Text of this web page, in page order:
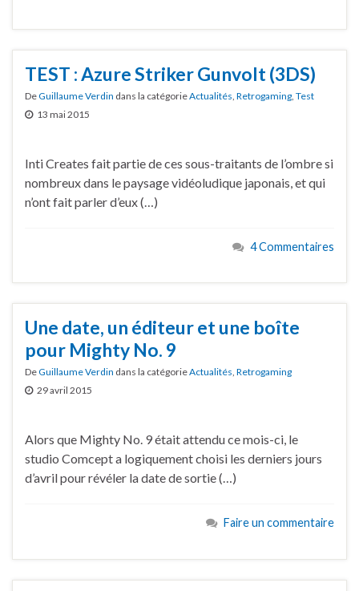
TEST : Azure Striker Gunvolt (3DS)
DeGuillaume Verdin dans la catégorieActualités Retrogaming Test
13 mai 2015
Inti Creates fait partie de ces sous-traitants de l’ombre si
nombreux dans le paysage vidéoludique japonais, et qui
n’ont fait parler d’eux (…)
4 Commentaires
Une date, un éditeur et une boîte
pour Mighty No. 9
DeGuillaume Verdin dans la catégorieActualités, Retrogaming
29 avril 2015
Alors que Mighty No. 9 était attendu ce mois-ci, le
studio Comcept a logiquement choisi les derniers jours
d’avril pour révéler la date de sortie (…)
Faire un commentaire